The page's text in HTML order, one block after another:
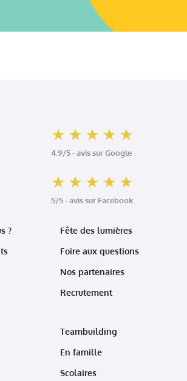
?
Fête des lumières
Foire aux questions
Nos partenaires
Recrutement
Teambuilding
En famille
Scolaires
4.9/5 - avis sur Google
5/5 - avis sur Facebook